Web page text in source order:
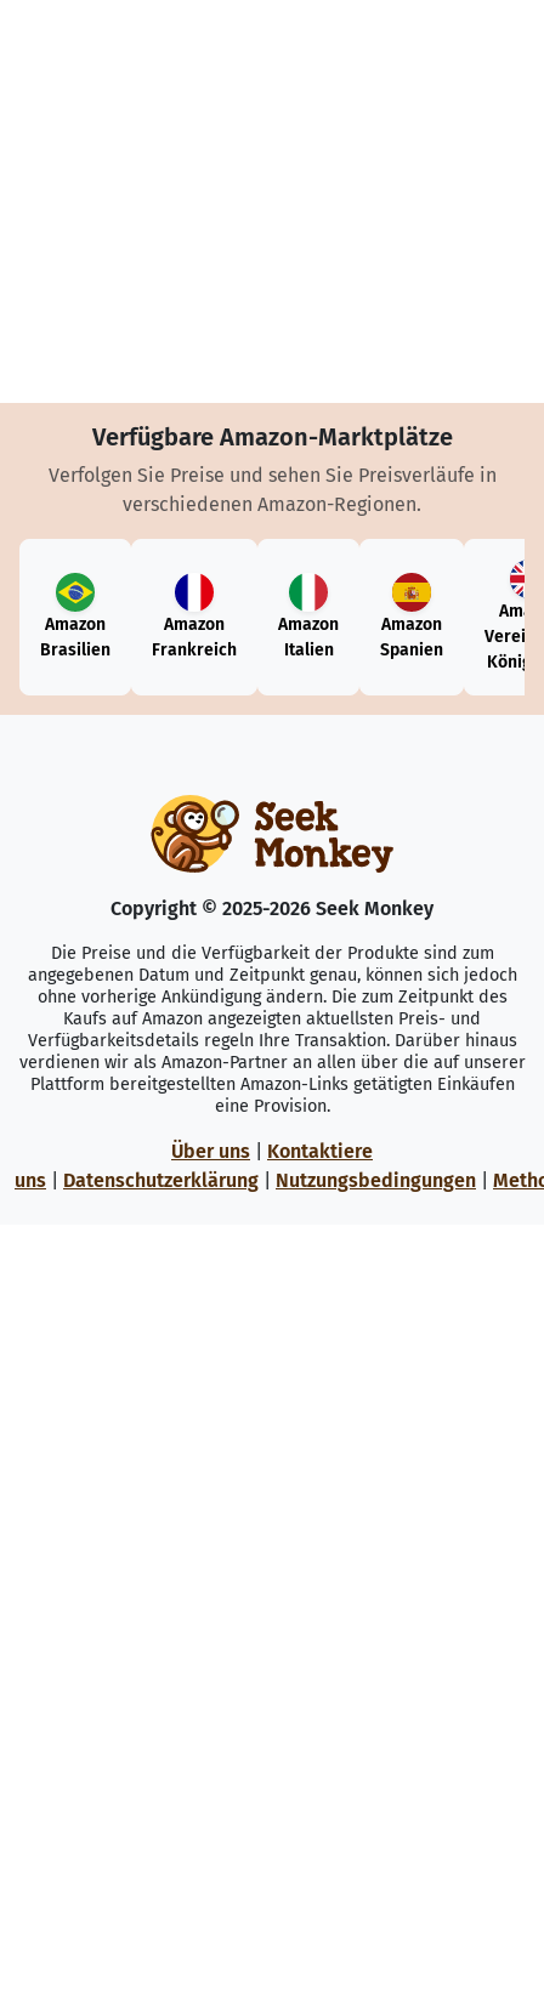
Verfügbare Amazon-Marktplätze
Verfolgen Sie Preise und sehen Sie Preisverläufe in
verschiedenen Amazon-Regionen.
Amazon
Brasilien
Amazon
Frankreich
Amazon
Italien
Amazon
Spanien
Copyright © 2025-2026 Seek Monkey
Die Preise und die Verfügbarkeit der Produkte sind zum
angegebenen Datum und Zeitpunkt genau, können sich jedoch
ohne vorherige Ankündigung ändern. Die zum Zeitpunkt des
Kaufs auf Amazon angezeigten aktuellsten Preis- und
Verfügbarkeitsdetails regeln Ihre Transaktion. Darüber hinaus
verdienen wir als Amazon-Partner an allen über die auf unserer
Plattform bereitgestellten Amazon-Links getätigten Einkäufen
eine Provision.
Über uns
Kontaktiere
uns
Datenschutzerklärung Nutzungsbedingungen